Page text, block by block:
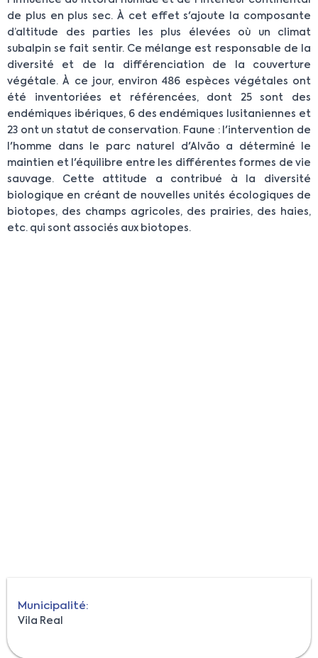
de plus en plus sec. À cet effet s'ajoute la composante
d’altitude des parties les plus élevées où un climat
subalpin se fait sentir. Ce mélange est responsable de la
diversité et de la différenciation de la couverture
végétale. À ce jour, environ 486 espèces végétales ont
été inventoriées et référencées, dont 25 sont des
endémiques ibériques, 6 des endémiques lusitaniennes et
23 ont un statut de conservation. Faune : l'intervention de
l'homme dans le parc naturel d'Alvão a déterminé le
maintien et l'équilibre entre les différentes formes de vie
sauvage. Cette attitude a contribué à la diversité
biologique en créant de nouvelles unités écologiques de
biotopes, des champs agricoles, des prairies, des haies,
etc. qui sont associés aux biotopes.
Municipalité:
Vila Real